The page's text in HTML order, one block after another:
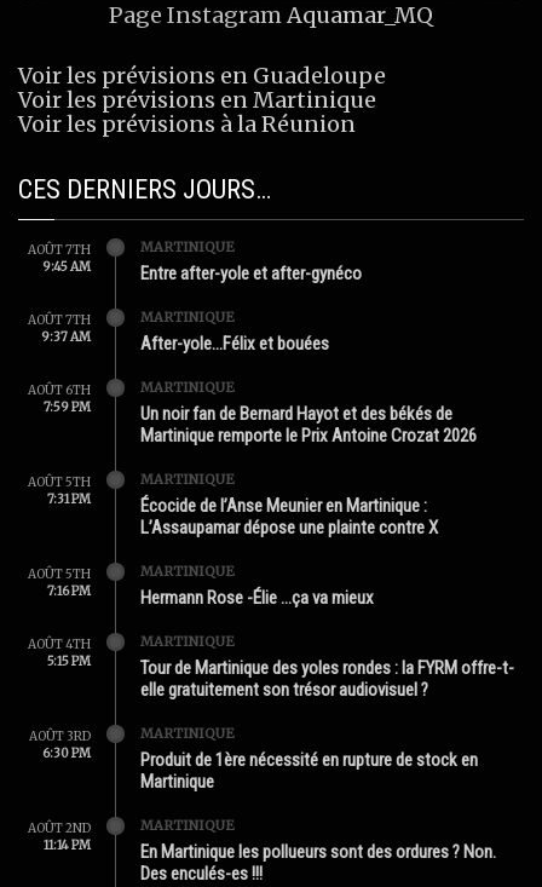
Page InstagramAquamar_MQ
Voir les prévisions en Guadeloupe
Voir les prévisions en Martinique
Voir les prévisions à la Réunion
CES DERNIERS JOURS…
AOÛT 7TH
9:45 AM
MARTINIQUE
Entre after-yole et after-gynéco
AOÛT 7TH
9:37 AM
MARTINIQUE
After-yole…Félix et bouées
AOÛT 6TH
7:59 PM
MARTINIQUE
Un noir fan de Bernard Hayot et des békés de
Martinique remporte le Prix Antoine Crozat 2026
AOÛT 5TH
7:31 PM
MARTINIQUE
Écocide de l’Anse Meunier en Martinique :
L’Assaupamar dépose une plainte contre X
AOÛT 5TH
7:16 PM
MARTINIQUE
Hermann Rose -Élie …ça va mieux
AOÛT 4TH
5:15 PM
MARTINIQUE
Tour de Martinique des yoles rondes : la FYRM offre-t-
elle gratuitement son trésor audiovisuel ?
AOÛT 3RD
6:30 PM
MARTINIQUE
Produit de 1ère nécessité en rupture de stock en
Martinique
AOÛT 2ND
11:14 PM
MARTINIQUE
En Martinique les pollueurs sont des ordures ? Non.
Des enculés-es !!!